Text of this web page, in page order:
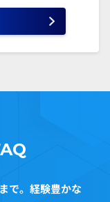
で。経験豊かな